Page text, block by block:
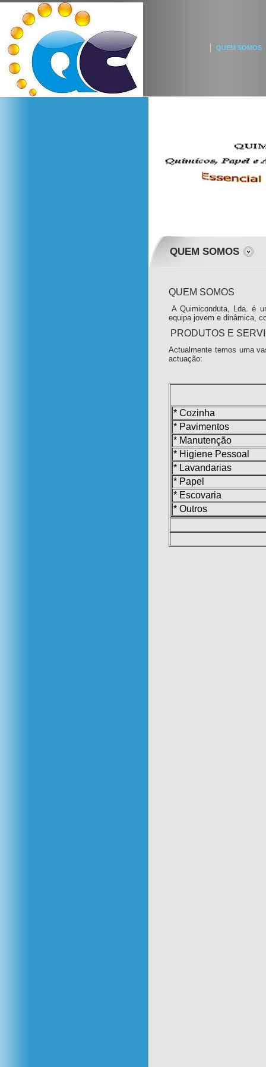
QUEM SOMOS
QUEM SOMOS
QUEM SOMOS
A Quimiconduta, Lda. é
equipa jovem e dinâmica,
PRODUTOS E
Actualmente temos uma
actuação:
* Cozinha
* Pavimentos
* Manutenção
* Higiene Pessoal
* Lavandarias
* Papel
* Escovaria
* Outros